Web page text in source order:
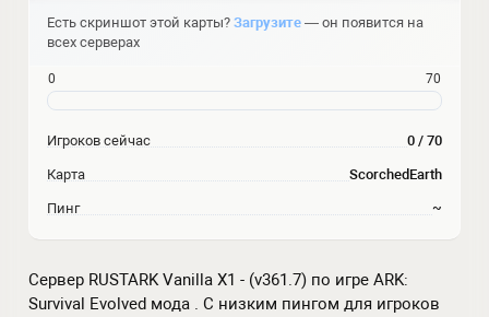
Сервер RUSTARK Vanilla X1 - (v361.7) по игре ARK:
Survival Evolved мода . С низким пингом для игроков
Есть скриншот этой карты? Загрузите — он появится на
всех серверах
0 70
Игроков сейчас 0 / 70
Карта ScorchedEarth
Пинг ~